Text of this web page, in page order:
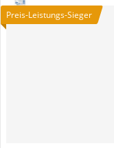
Preis-Leistungs-Sieger